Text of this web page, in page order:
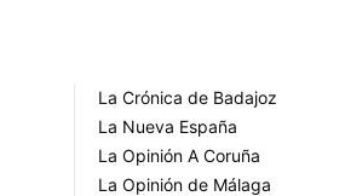
La Crónica de Badajoz
La Nueva España
La Opinión A Coruña
La Opinión de Málaga